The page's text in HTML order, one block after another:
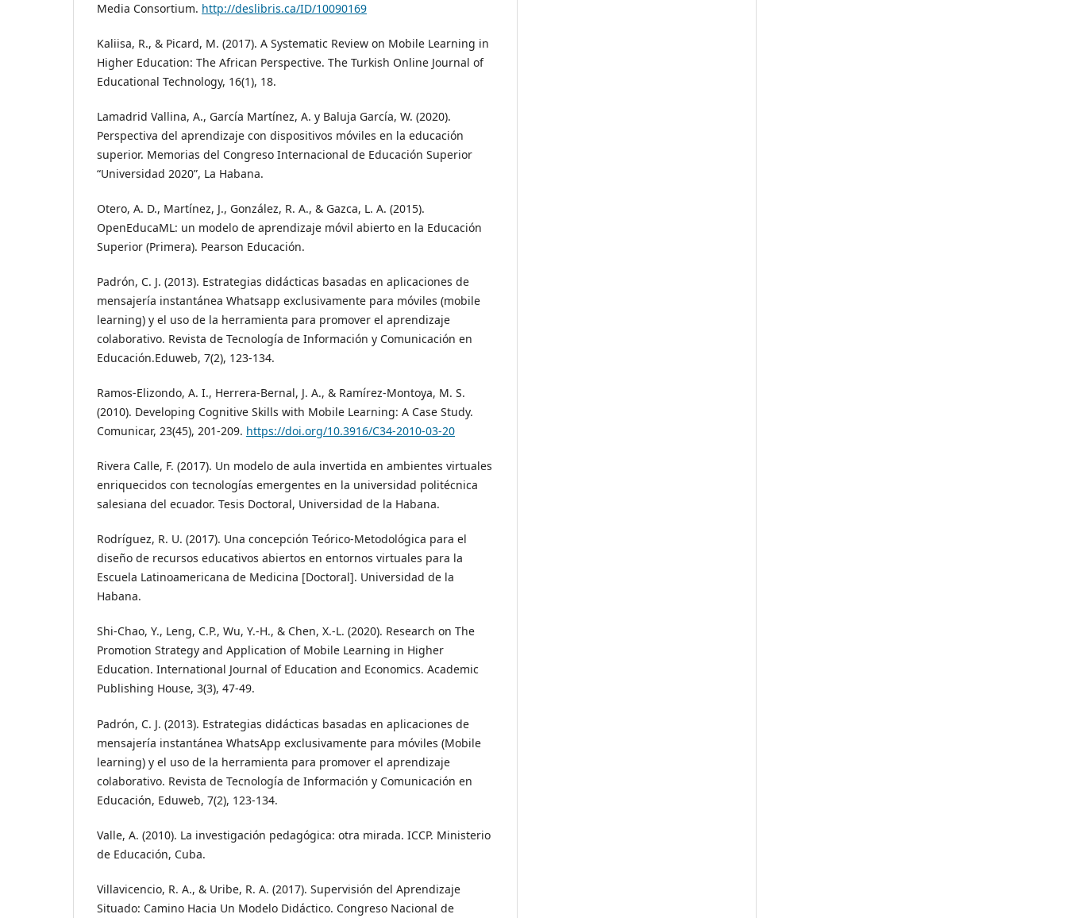
Media Consortium. http://deslibris.ca/ID/10090169
Kaliisa, R., & Picard, M. (2017). A Systematic Review on Mobile Learning in
Higher Education: The African Perspective. The Turkish Online Journal of
Educational Technology, 16(1), 18.
Lamadrid Vallina, A., García Martínez, A. y Baluja García, W. (2020).
Perspectiva del aprendizaje con dispositivos móviles en la educación
superior. Memorias del Congreso Internacional de Educación Superior
“Universidad 2020”, La Habana.
Otero, A. D., Martínez, J., González, R. A., & Gazca, L. A. (2015).
OpenEducaML: un modelo de aprendizaje móvil abierto en la Educación
Superior (Primera). Pearson Educación.
Padrón, C. J. (2013). Estrategias didácticas basadas en aplicaciones de
mensajería instantánea Whatsapp exclusivamente para móviles (mobile
learning) y el uso de la herramienta para promover el aprendizaje
colaborativo. Revista de Tecnología de Información y Comunicación en
Educación.Eduweb, 7(2), 123-134.
Ramos-Elizondo, A. I., Herrera-Bernal, J. A., & Ramírez-Montoya, M. S.
(2010). Developing Cognitive Skills with Mobile Learning: A Case Study.
Comunicar, 23(45), 201-209. https://doi.org/10.3916/C34-2010-03-20
Rivera Calle, F. (2017). Un modelo de aula invertida en ambientes virtuales
enriquecidos con tecnologías emergentes en la universidad politécnica
salesiana del ecuador. Tesis Doctoral, Universidad de la Habana.
Rodríguez, R. U. (2017). Una concepción Teórico-Metodológica para el
diseño de recursos educativos abiertos en entornos virtuales para la
Escuela Latinoamericana de Medicina [Doctoral]. Universidad de la
Habana.
Shi-Chao, Y., Leng, C.P., Wu, Y.-H., & Chen, X.-L. (2020). Research on The
Promotion Strategy and Application of Mobile Learning in Higher
Education. International Journal of Education and Economics. Academic
Publishing House, 3(3), 47-49.
Padrón, C. J. (2013). Estrategias didácticas basadas en aplicaciones de
mensajería instantánea WhatsApp exclusivamente para móviles (Mobile
learning) y el uso de la herramienta para promover el aprendizaje
colaborativo. Revista de Tecnología de Información y Comunicación en
Educación, Eduweb, 7(2), 123-134.
Valle, A. (2010). La investigación pedagógica: otra mirada. ICCP. Ministerio
de Educación, Cuba.
Villavicencio, R. A., & Uribe, R. A. (2017). Supervisión del Aprendizaje
Situado: Camino Hacia Un Modelo Didáctico. Congreso Nacional de